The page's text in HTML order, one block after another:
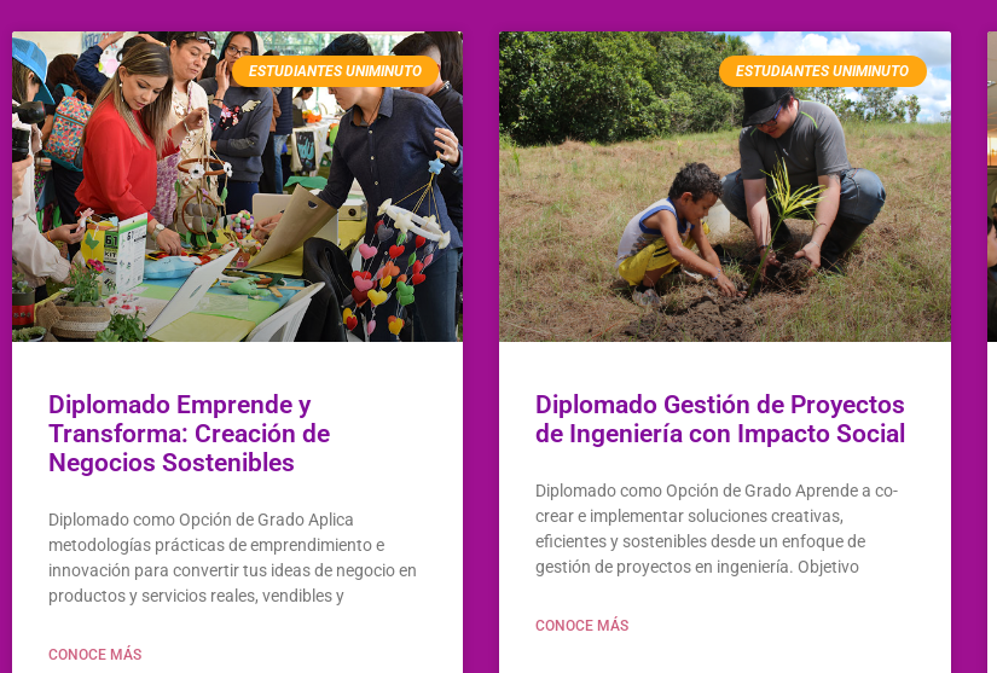
ESTUDIANTES UNIMINUTO
Diplomado Emprende y
Transforma: Creación de
Negocios Sostenibles
Diplomado como Opción de Grado Aplica
metodologías prácticas de emprendimiento e
innovación para convertir tus ideas de negocio en
productos y servicios reales, vendibles y
CONOCE MÁS
ESTUDIANTES UNIMINUTO
Diplomado Gestión de Proyectos
de Ingeniería con Impacto Social
Diplomado como Opción de Grado Aprende a co-
crear e implementar soluciones creativas,
eficientes y sostenibles desde un enfoque de
gestión de proyectos en ingeniería. Objetivo
CONOCE MÁS